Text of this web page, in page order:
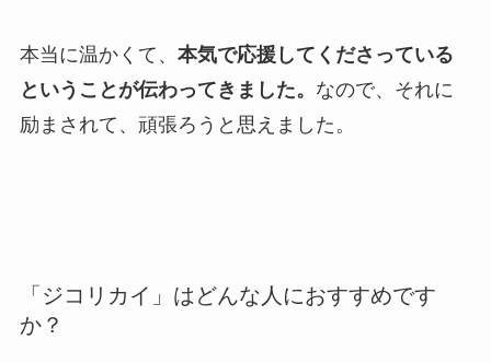
本当に温かくて、 本気で応援してくださっている
ということが伝わってきました。 なので、それに
励まされて、頑張ろうと思えました。
「ジコリカイ」はどんな人におすすめです
か？